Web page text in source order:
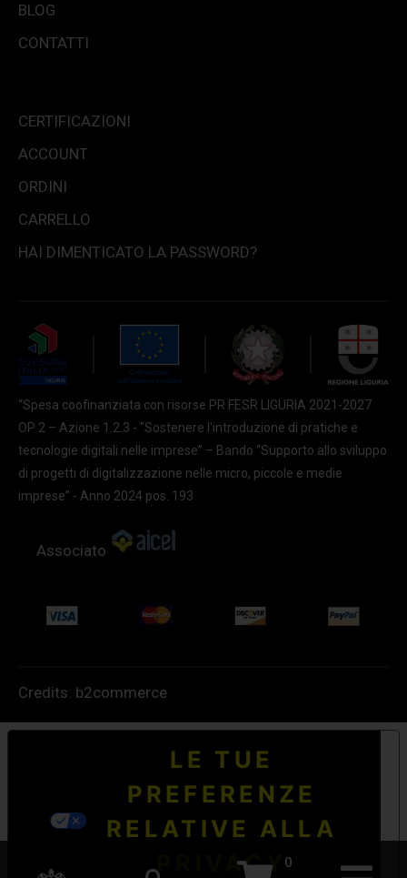
0
BLOG
CONTATTI
CERTIFICAZIONI
ACCOUNT
ORDINI
CARRELLO
HAI DIMENTICATO LA PASSWORD?
“Spesa coofinanziata con risorse PR FESR LIGURIA 2021-2027
OP 2 – Azione 1.2.3 - "Sostenere l'introduzione di pratiche e
tecnologie digitali nelle imprese” – Bando “Supporto allo sviluppo
di progetti di digitalizzazione nelle micro, piccole e medie
imprese” - Anno 2024 pos. 193
Associato
Credits: b2commerce
LE TUE
PREFERENZE
RELATIVE ALLA
PRIVACY